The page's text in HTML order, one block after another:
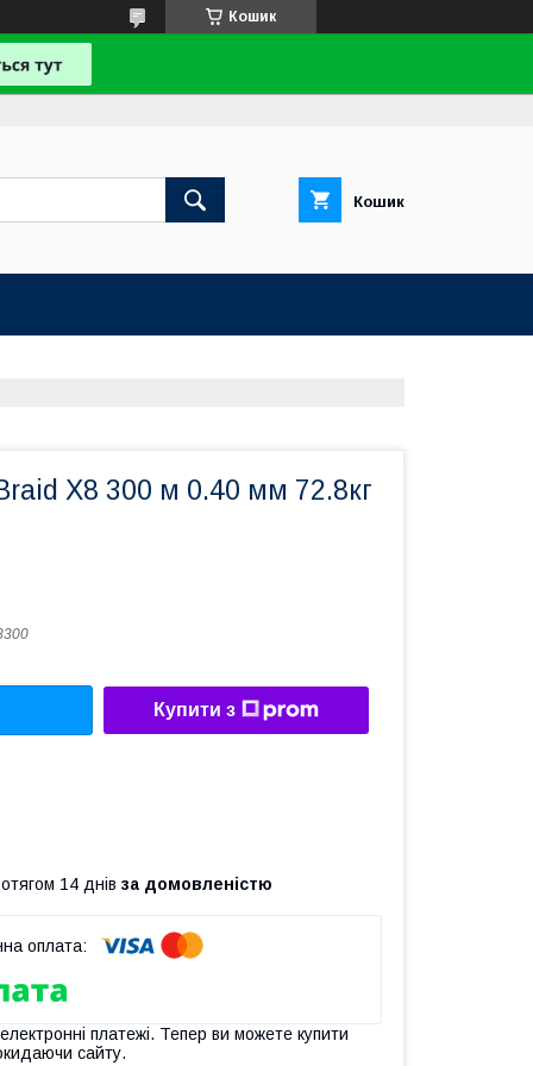
Кошик
Кошик
X8 300 м 0.40 мм 72.8кг
Купити з
14 днів за домовленістю
платежі. Тепер ви можете купити
сайту.